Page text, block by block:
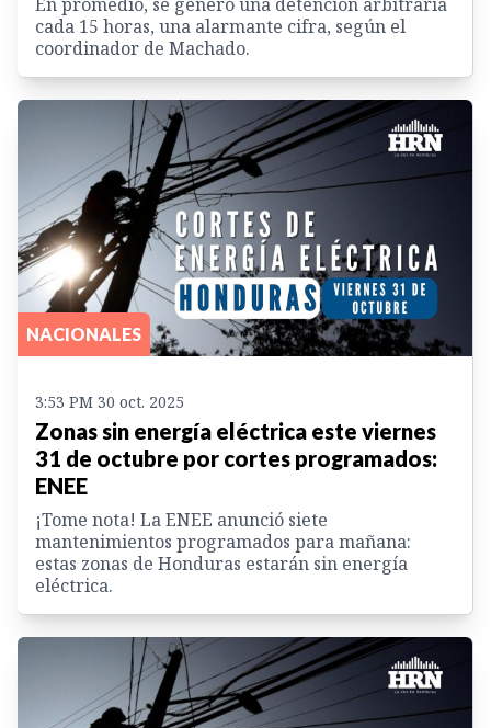
cada 15 horas, una alarmante cifra, según el
coordinador de Machado.
NACIONALES
3:53 PM 30 oct. 2025
Zonas sin energía eléctrica este viernes
31 de octubre por cortes programados:
ENEE
¡Tome nota! La ENEE anunció siete
mantenimientos programados para mañana:
estas zonas de Honduras estarán sin energía
eléctrica.